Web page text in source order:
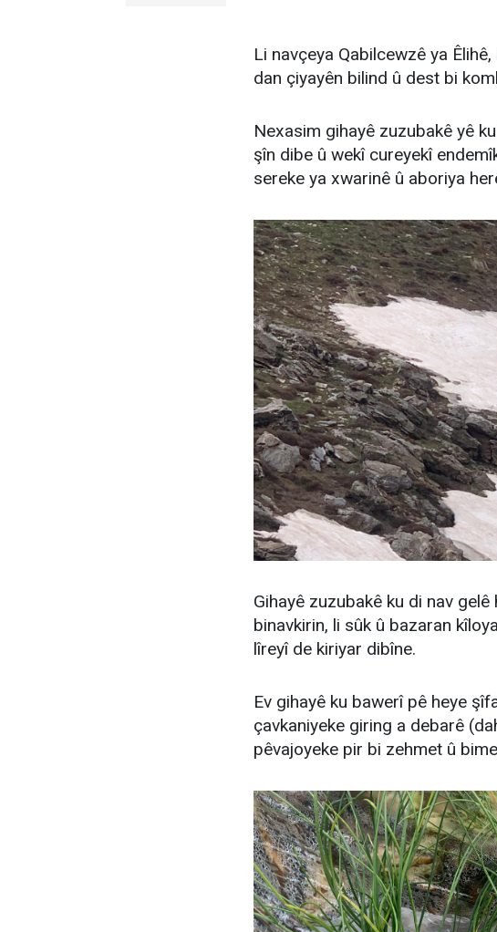
Li navçeya Qabilcewzê ya
dan çiyayên bilind û dest bi
Nexasim gihayê zuzubakê yê
şîn dibe û wekî cureyekî
sereke ya xwarinê û aboriya
Gihayê zuzubakê ku di nav
binavkirin, li sûk û bazaran
lîreyî de kiriyar dibîne.
Ev gihayê ku bawerî pê heye
çavkaniyeke giring a debarê
pêvajoyeke pir bi zehmet û